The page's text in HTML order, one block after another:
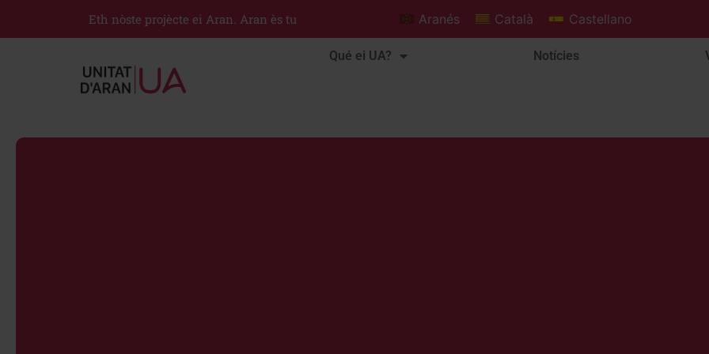
Eth nòste projècte ei Aran. Aran ès tu Aranés Català Castellano
Qué ei UA? Notícies